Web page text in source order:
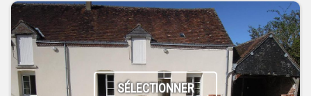
SÉLECTIONNER